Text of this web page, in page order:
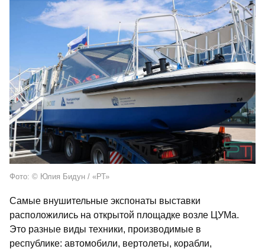
Фото: © Юлия Бидун / «РТ»
Самые внушительные экспонаты выставки
расположились на открытой площадке возле ЦУМа.
Это разные виды техники, производимые в
республике: автомобили, вертолеты, корабли,